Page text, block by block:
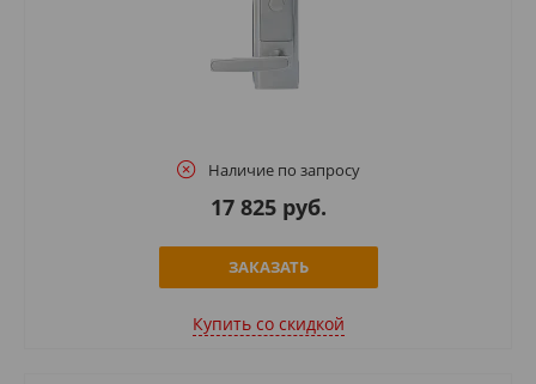
Наличие по запросу
17 825 руб.
ЗАКАЗАТЬ
Купить cо скидкой